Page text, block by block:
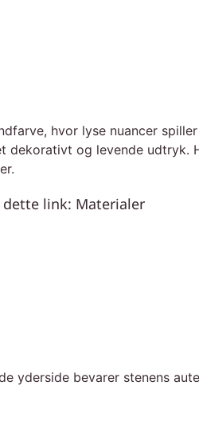
hvor lyse nuancer
og levende udtryk.
link: Materialer
yderside bevarer stenens